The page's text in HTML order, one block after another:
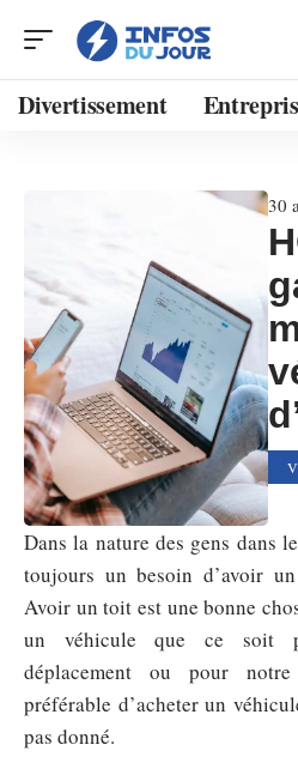
Divertissement
30
Dans la nature des gens dans
toujours un besoin d’avoir
Avoir un toit est une bonne
un véhicule que ce soit
déplacement ou pour
préférable d’acheter un
pas donné.